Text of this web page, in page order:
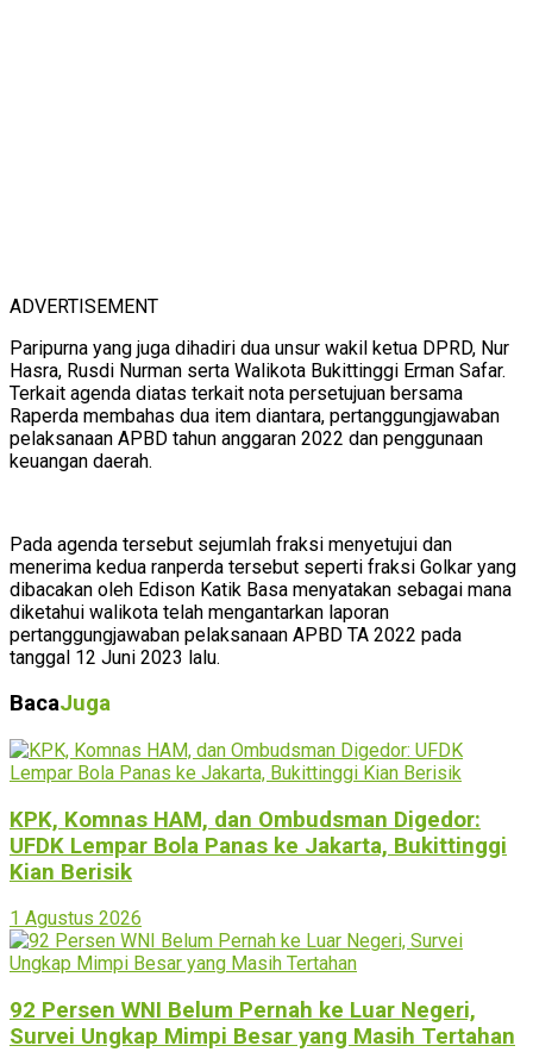
ADVERTISEMENT
Paripurna yang juga dihadiri dua unsur wakil ketua DPRD, Nur
Hasra, Rusdi Nurman serta Walikota Bukittinggi Erman Safar.
Terkait agenda diatas terkait nota persetujuan bersama
Raperda membahas dua item diantara, pertanggungjawaban
pelaksanaan APBD tahun anggaran 2022 dan penggunaan
keuangan daerah.
Pada agenda tersebut sejumlah fraksi menyetujui dan
menerima kedua ranperda tersebut seperti fraksi Golkar yang
dibacakan oleh Edison Katik Basa menyatakan sebagai mana
diketahui walikota telah mengantarkan laporan
pertanggungjawaban pelaksanaan APBD TA 2022 pada
tanggal 12 Juni 2023 lalu.
BacaJuga
KPK, Komnas HAM, dan Ombudsman Digedor:
UFDK Lempar Bola Panas ke Jakarta, Bukittinggi
Kian Berisik
1 Agustus 2026
92 Persen WNI Belum Pernah ke Luar Negeri,
Survei Ungkap Mimpi Besar yang Masih Tertahan